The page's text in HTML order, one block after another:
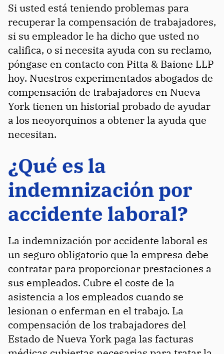
Si usted está teniendo problemas para
recuperar la compensación de trabajadores,
si su empleador le ha dicho que usted no
califica, o si necesita ayuda con su reclamo,
póngase en contacto con Pitta & Baione LLP
hoy. Nuestros experimentados abogados de
compensación de trabajadores en Nueva
York tienen un historial probado de ayudar
a los neoyorquinos a obtener la ayuda que
necesitan.
¿Qué es la
indemnización por
accidente laboral?
La indemnización por accidente laboral es
un seguro obligatorio que la empresa debe
contratar para proporcionar prestaciones a
sus empleados. Cubre el coste de la
asistencia a los empleados cuando se
lesionan o enferman en el trabajo. La
compensación de los trabajadores del
Estado de Nueva York paga las facturas